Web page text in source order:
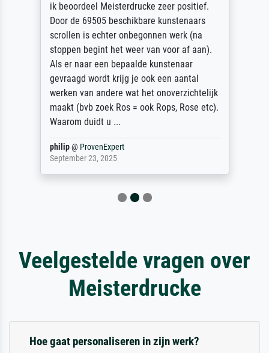
ik beoordeel Meisterdrucke zeer positief.
Door de 69505 beschikbare kunstenaars
scrollen is echter onbegonnen werk (na
stoppen begint het weer van voor af aan).
Als er naar een bepaalde kunstenaar
gevraagd wordt krijg je ook een aantal
werken van andere wat het onoverzichtelijk
maakt (bvb zoek Ros = ook Rops, Rose etc).
Waarom duidt u ...
philip@ ProvenExpert
September 23, 2025
Veelgestelde vragen over
Meisterdrucke
Hoe gaat personaliseren in zijn werk?